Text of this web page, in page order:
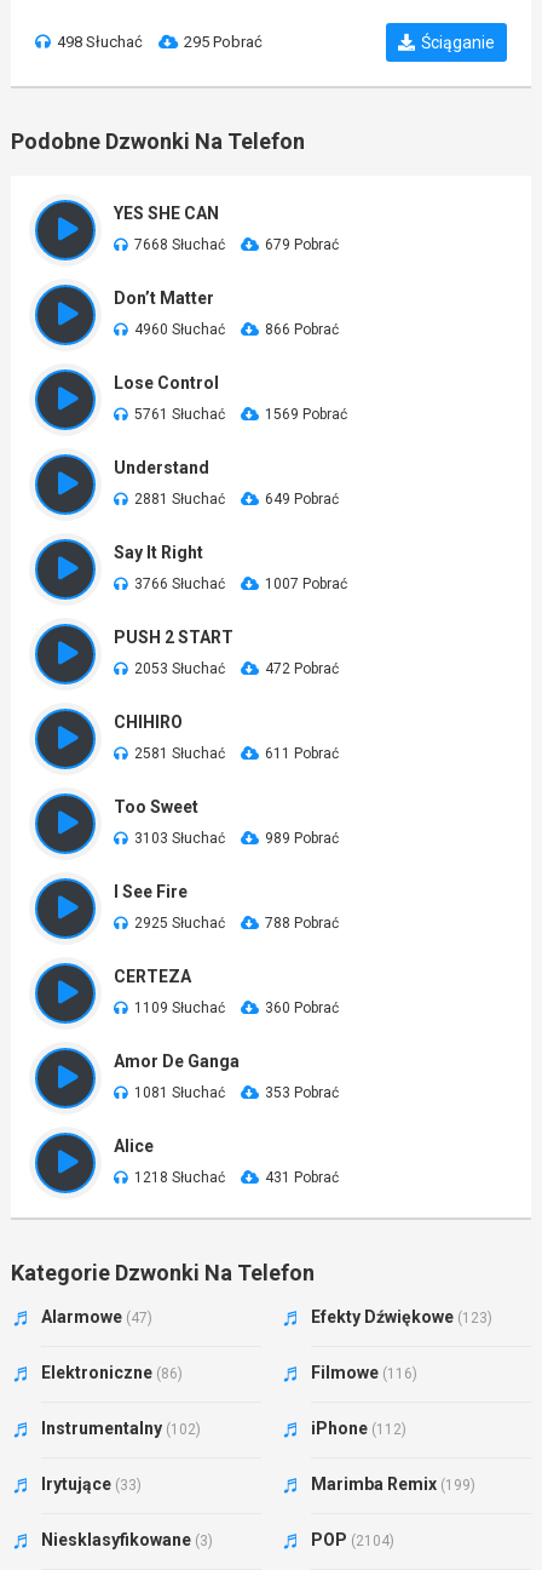
498 Słuchać 295 Pobrać Ściąganie
Podobne Dzwonki Na Telefon
YES SHE CAN
7668 Słuchać 679 Pobrać
Don’t Matter
4960 Słuchać 866 Pobrać
Lose Control
5761 Słuchać 1569 Pobrać
Understand
2881 Słuchać 649 Pobrać
Say It Right
3766 Słuchać 1007 Pobrać
PUSH 2 START
2053 Słuchać 472 Pobrać
CHIHIRO
2581 Słuchać 611 Pobrać
Too Sweet
3103 Słuchać 989 Pobrać
I See Fire
2925 Słuchać 788 Pobrać
CERTEZA
1109 Słuchać 360 Pobrać
Amor De Ganga
1081 Słuchać 353 Pobrać
Alice
1218 Słuchać 431 Pobrać
Kategorie Dzwonki Na Telefon
Alarmowe (47) Efekty Dźwiękowe (123)
Elektroniczne (86) Filmowe (116)
Instrumentalny (102) iPhone (112)
Irytujące (33) Marimba Remix (199)
Niesklasyfikowane (3) POP (2104)